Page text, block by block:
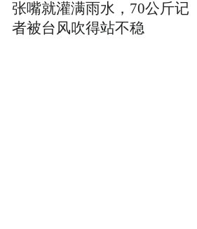
张嘴就灌满雨水，70公斤记
者被台风吹得站不稳